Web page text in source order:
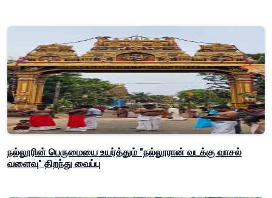
நல்லூரின் பெருமையை உயர்த்தும் "நல்லூரான் வடக்கு வாசல்
வளைவு" திறந்து வைப்பு